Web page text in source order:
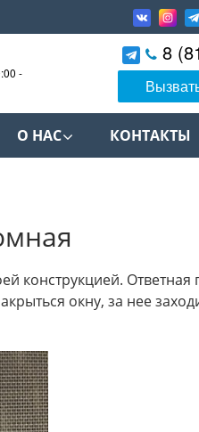
-
8
О НАС КОНТАКТЫ
конструкцией. Ответная
окну, за нее